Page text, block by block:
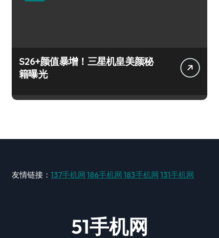
S26+颜值暴增！三星机皇美颜秘
籍曝光
友情链接： 137手机网 186手机网 183手机网 131手机网
51手机网